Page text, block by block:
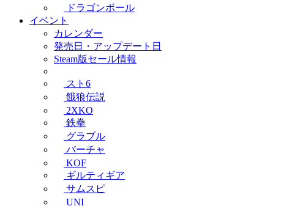
ドラゴンボール
イベント
カレンダー
発売日・アップデート日
Steam版セール情報
スト6
餓狼伝説
2XKO
鉄拳
グラブル
バーチャ
KOF
ギルティギア
サムスピ
UNI